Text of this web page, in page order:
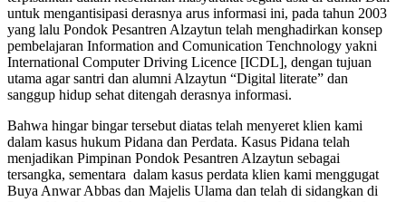
untuk mengantisipasi derasnya arus informasi ini, pada tahun 2003
yang lalu Pondok Pesantren Alzaytun telah menghadirkan konsep
pembelajaran Information and Comunication Tenchnology yakni
International Computer Driving Licence [ICDL], dengan tujuan
utama agar santri dan alumni Alzaytun “Digital literate” dan
sanggup hidup sehat ditengah derasnya informasi.
Bahwa hingar bingar tersebut diatas telah menyeret klien kami
dalam kasus hukum Pidana dan Perdata. Kasus Pidana telah
menjadikan Pimpinan Pondok Pesantren Alzaytun sebagai
tersangka, sementara dalam kasus perdata klien kami menggugat
Buya Anwar Abbas dan Majelis Ulama dan telah di sidangkan di